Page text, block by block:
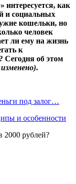
как
и социальных
кошельки, но
человек
ли ему на жизнь
к
Сегодня об этом
.
под залог…
и особенности